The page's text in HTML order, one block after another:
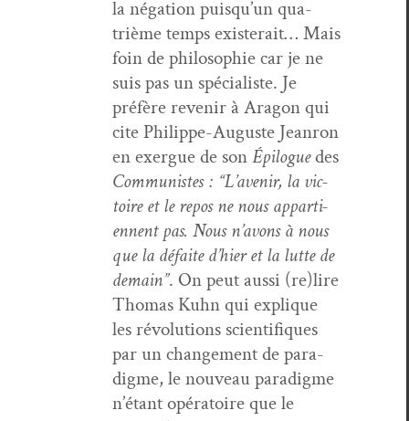
la néga­tion puisqu’un qua­
trième temps exis­terait… Mais
foin de philoso­phie car je ne
suis pas un spé­cial­iste. Je
préfère revenir à Aragon qui
cite Philippe-Auguste Jean­ron
en exer­gue de sonÉpi­loguedes
Com­mu­nistes : “L’avenir, la vic­
toire et le repos ne nous appar­ti­
en­nent pas. Nous n’avons à nous
que la défaite d’hi­er et la lutte de
demain”. On peut aus­si (re)lire
Thomas Kuhn qui explique
les révo­lu­tions sci­en­tifiques
par un change­ment de par­a­
digme, le nou­veau par­a­digme
n’é­tant opéra­toire que le